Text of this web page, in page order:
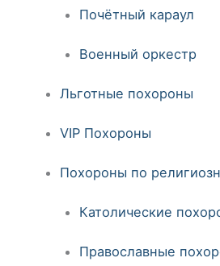
Почётный караул
Военный оркестр
Льготные похороны
VIP Похороны
Похороны по
Католические
Православные